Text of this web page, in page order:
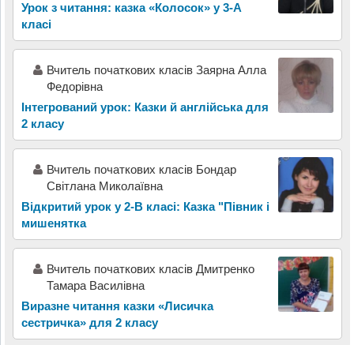
Урок з читання: казка «Колосок» у 3-А
класі
Вчитель початкових класів Заярна Алла
Федорівна
Інтегрований урок: Казки й англійська для
2 класу
Вчитель початкових класів Бондар
Світлана Миколаївна
Відкритий урок у 2-В класі: Казка "Півник і
мишенятка
Вчитель початкових класів Дмитренко
Тамара Василівна
Виразне читання казки «Лисичка
сестричка» для 2 класу